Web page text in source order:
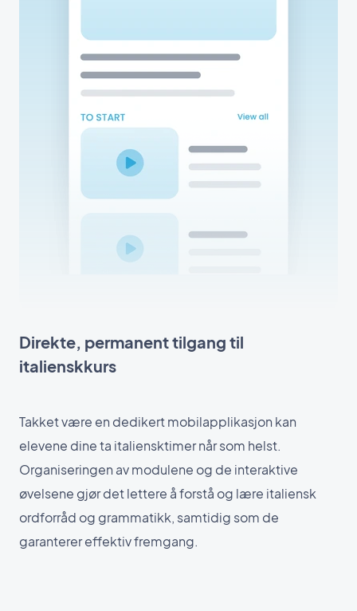
Direkte, permanent tilgang til
italienskkurs
Takket være en dedikert mobilapplikasjon kan
elevene dine ta italiensktimer når som helst.
Organiseringen av modulene og de interaktive
øvelsene gjør det lettere å forstå og lære italiensk
ordforråd og grammatikk, samtidig som de
garanterer effektiv fremgang.